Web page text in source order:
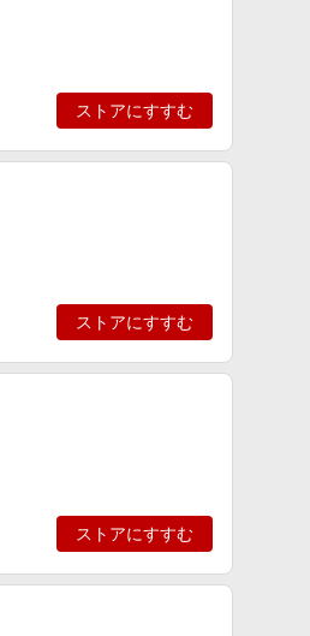
ストアにすすむ
ストアにすすむ
ストアにすすむ